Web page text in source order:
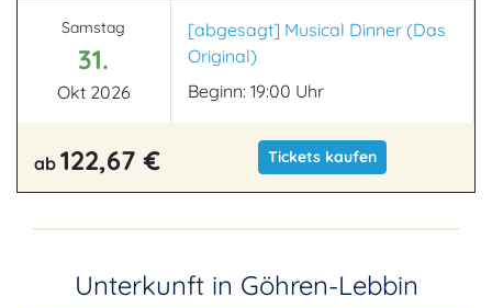
Samstag
31.
Okt 2026
[abgesagt] Musical Dinner (Das
Original)
Beginn: 19:00 Uhr
ab 122,67 € Tickets kaufen
Unterkunft in Göhren-Lebbin